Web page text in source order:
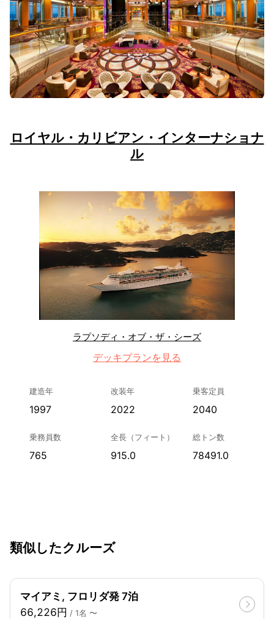
ロイヤル・カリビアン・インターナショナ
ル
ラプソディ・オブ・ザ・シーズ
デッキプランを見る
建造年
1997
改装年
2022
乗客定員
2040
乗務員数
765
全長（フィート）
915.0
総トン数
78491.0
類似したクルーズ
マイアミ, フロリダ発 7泊
66,226円 / 1名 〜